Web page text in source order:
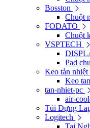
Bosston
Chuột
FODATO
Chuột
VSPTECH
Pad
Keo tản nhiệt
Keo
tan-nhiet-pc
air-
Túi Đựng
Logitech
Tai